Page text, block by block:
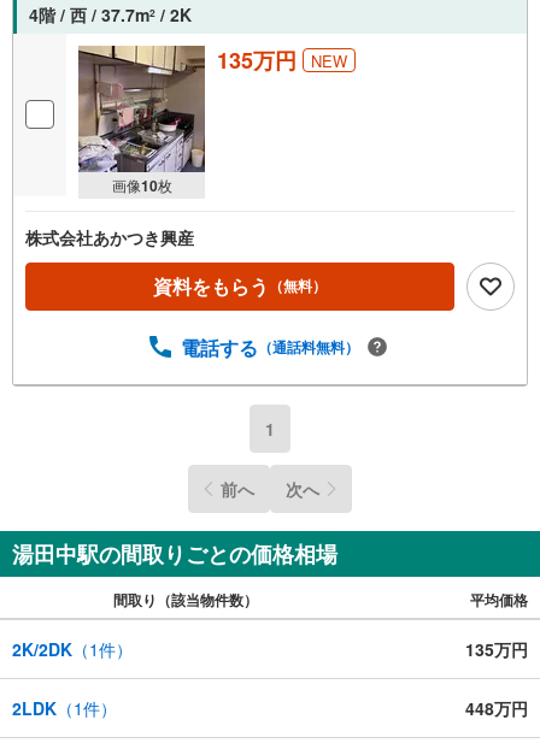
4階 / 西 / 37.7m2 / 2K
画像10枚
135万円 NEW
株式会社あかつき興産
資料をもらう （無料）
電話する （通話料無料）
1
前へ 次へ
湯田中駅の間取りごとの価格相場
間取り（該当物件数） 平均価格
2K/2DK （1件） 135万円
2LDK （1件） 448万円